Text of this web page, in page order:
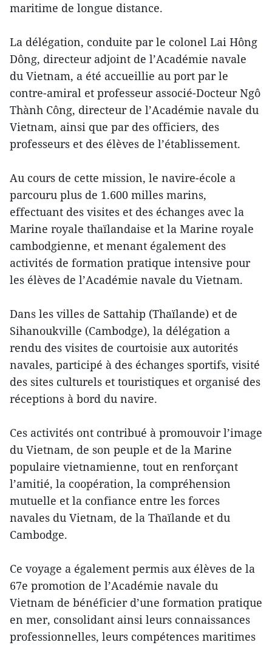
maritime de longue distance.
La délégation, conduite par le colonel Lai Hông
Dông, directeur adjoint de l’Académie navale
du Vietnam, a été accueillie au port par le
contre-amiral et professeur associé-Docteur Ngô
Thành Công, directeur de l’Académie navale du
Vietnam, ainsi que par des officiers, des
professeurs et des élèves de l’établissement.
Au cours de cette mission, le navire-école a
parcouru plus de 1.600 milles marins,
effectuant des visites et des échanges avec la
Marine royale thaïlandaise et la Marine royale
cambodgienne, et menant également des
activités de formation pratique intensive pour
les élèves de l’Académie navale du Vietnam.
Dans les villes de Sattahip (Thaïlande) et de
Sihanoukville (Cambodge), la délégation a
rendu des visites de courtoisie aux autorités
navales, participé à des échanges sportifs, visité
des sites culturels et touristiques et organisé des
réceptions à bord du navire.
Ces activités ont contribué à promouvoir l’image
du Vietnam, de son peuple et de la Marine
populaire vietnamienne, tout en renforçant
l’amitié, la coopération, la compréhension
mutuelle et la confiance entre les forces
navales du Vietnam, de la Thaïlande et du
Cambodge.
Ce voyage a également permis aux élèves de la
67e promotion de l’Académie navale du
Vietnam de bénéficier d’une formation pratique
en mer, consolidant ainsi leurs connaissances
professionnelles, leurs compétences maritimes